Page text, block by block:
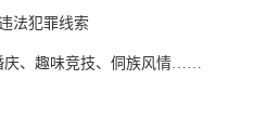
法犯罪线索
庆、趣味竞技、侗族风情……